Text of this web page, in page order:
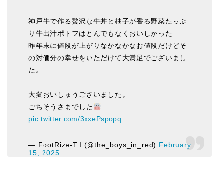
神戸牛で作る贅沢な牛丼と柚子が香る野菜たっぷ
り牛出汁ポトフはとんでもなくおいしかった
昨年末に値段が上がりなかなかなお値段だけどそ
の対価分の幸せをいただけて大満足でございまし
た。
大変おいしゅうございました。
ごちそうさまでした
pic.twitter.com/3xxePspopq
— FootRize-T.I (@the_boys_in_red) February
15, 2025